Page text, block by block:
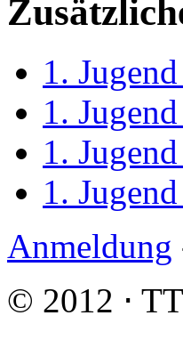
1.
1.
1.
1.
Anmeldung
© 2012 ⋅